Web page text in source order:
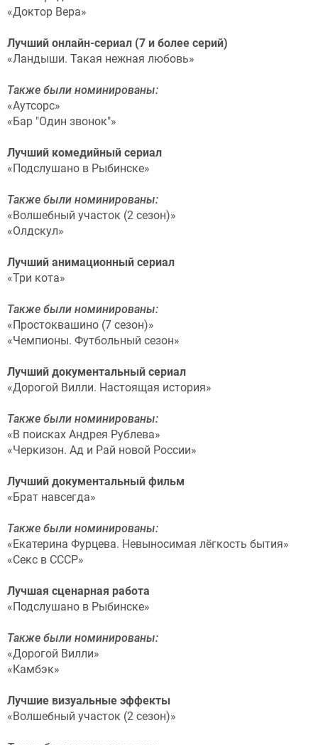
«Доктор Вера»
Лучший онлайн-сериал (7 и более серий)
«Ландыши. Такая нежная любовь»
Также были номинированы:
«Аутсорс»
«Бар "Один звонок"»
Лучший комедийный сериал
«Подслушано в Рыбинске»
Также были номинированы:
«Волшебный участок (2 сезон)»
«Олдскул»
Лучший анимационный сериал
«Три кота»
Также были номинированы:
«Простоквашино (7 сезон)»
«Чемпионы. Футбольный сезон»
Лучший документальный сериал
«Дорогой Вилли. Настоящая история»
Также были номинированы:
«В поисках Андрея Рублева»
«Черкизон. Ад и Рай новой России»
Лучший документальный фильм
«Брат навсегда»
Также были номинированы:
«Екатерина Фурцева. Невыносимая лёгкость бытия»
«Секс в СССР»
Лучшая сценарная работа
«Подслушано в Рыбинске»
Также были номинированы:
«Дорогой Вилли»
«Камбэк»
Лучшие визуальные эффекты
«Волшебный участок (2 сезон)»